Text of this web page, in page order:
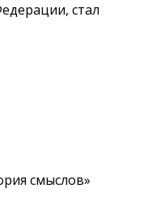
стал
смыслов»